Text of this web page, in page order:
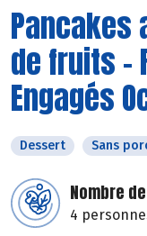
Pancakes
de fruits -
Engagés
Dessert Sans
Nombre
4